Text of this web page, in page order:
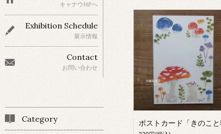
キャナウHPへ
Exhibition Schedule
展示情報
Contact
お問い合わせ
Category